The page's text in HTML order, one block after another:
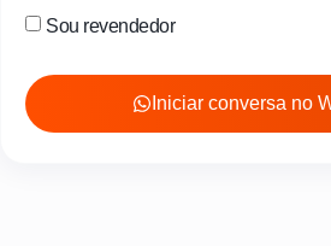
Sou revendedor
Iniciar conversa no